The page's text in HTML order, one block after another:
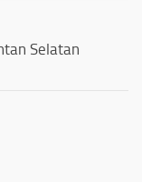
Selatan